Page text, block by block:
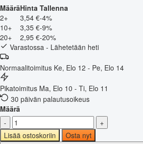
MääräHinta Tallenna
2+
3,54 €-4%
10+
3,35 €-9%
20+
2,95 €-20%
Varastossa - Lähetetään heti
Normaalitoimitus Ke, Elo 12 - Pe, Elo 14
Pikatoimitus Ma, Elo 10 - Ti, Elo 11
30 päivän palautusoikeus
Määrä
-
+
Lisää ostoskoriin
Osta nyt